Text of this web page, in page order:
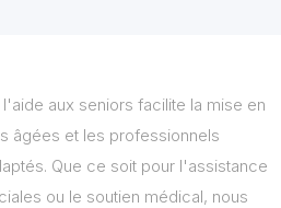
aux seniors facilite la mise en
âgées et les professionnels
Que ce soit pour l'assistance
ou le soutien médical, nous